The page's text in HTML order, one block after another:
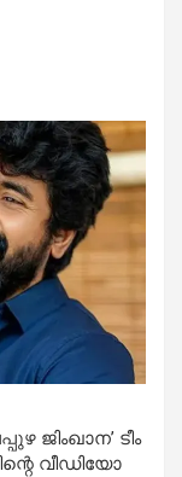
ജിംഖാന’ ടീം
വീഡിയോ